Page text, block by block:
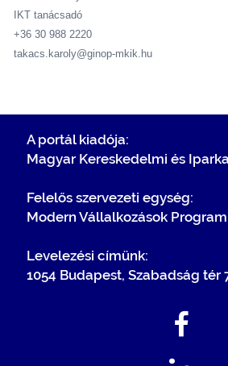
tanácsadó
30 988 2220
mkik.hu
A portál kiadója:
Magyar Kereskedelmi és
Felelős szervezeti egység:
Modern Vállalkozások
Levelezési címünk:
1054 Budapest, Szabadság tér